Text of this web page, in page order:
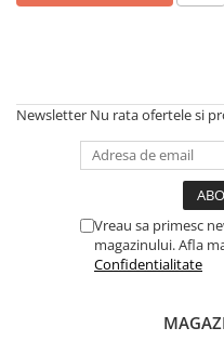
Newsletter Nu rata ofertele si
Vreau sa primesc
magazinului. Afla
Confidentialitate